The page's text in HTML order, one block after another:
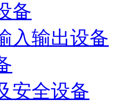
备
入输出设备
安全设备